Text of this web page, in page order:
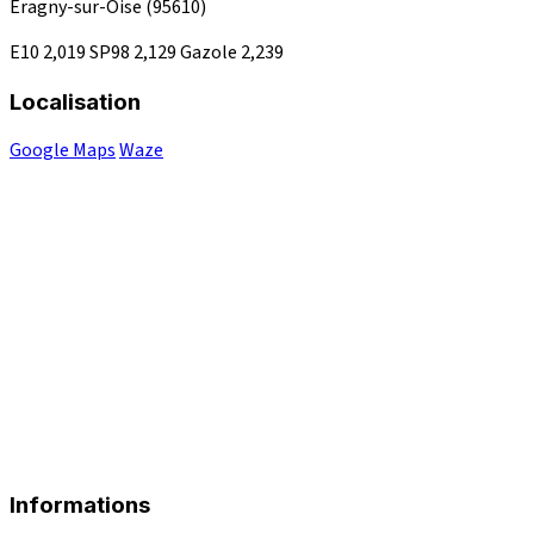
Eragny-sur-Oise (95610)
E10 2,019SP98 2,129Gazole 2,239
Localisation
Google MapsWaze
Informations